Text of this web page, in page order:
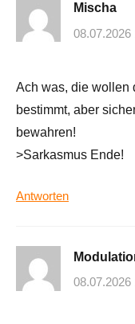
Mischa
08.07.2026
Ach was, die wollen
bestimmt, aber
bewahren!
>Sarkasmus Ende!
Antworten
08.07.2026